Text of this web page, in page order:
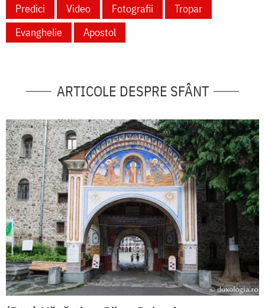
Predici
Video Fotografii
Tropar
Evanghelie
Apostol
ARTICOLE DESPRE SFÂNT